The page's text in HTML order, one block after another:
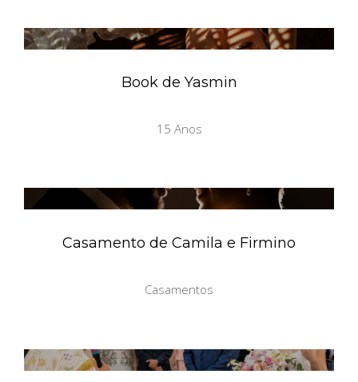
Book de Yasmin
15 Anos
Casamento de Camila e Firmino
Casamentos